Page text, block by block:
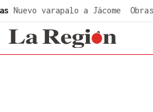
Nuevo varapalo a Jácome